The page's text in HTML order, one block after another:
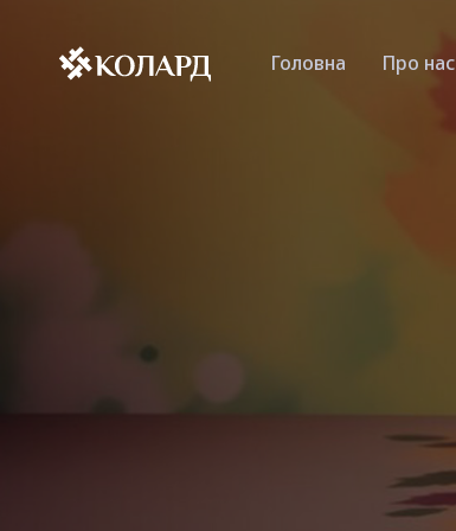
Головна Про нас